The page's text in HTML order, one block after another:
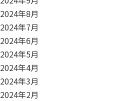
2024年8月
2024年7月
2024年6月
2024年5月
2024年4月
2024年3月
2024年2月